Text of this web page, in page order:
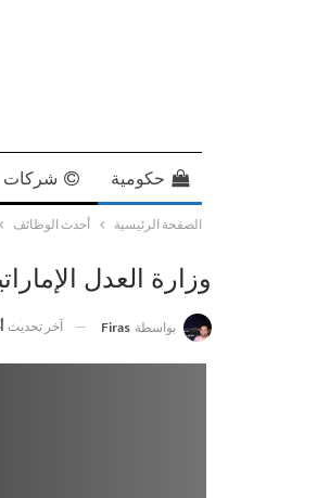
حكومية شركات
الصفحة الرئيسية أحدث الوظائف
وزارة العدل
بواسطة Firas آخر تحديث